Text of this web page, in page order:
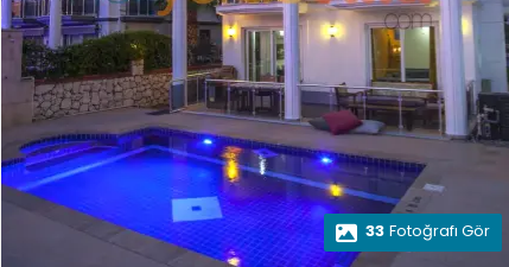
33 Fotoğrafı Gör